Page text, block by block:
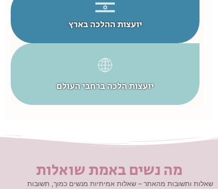
יועצות ההלכה בארץ
יועצות הלכה ברחבי העולם
מה נשים באמת שואלות
שאלות ותשובות מהאתר – שאלות אמיתיות מנשים כמוך, תשובות